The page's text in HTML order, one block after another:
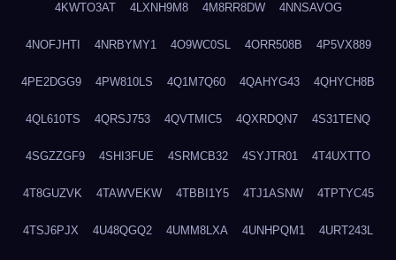
4KWTO3AT 4LXNH9M8 4M8RR8DW 4NNSAVOG
4NOFJHTI 4NRBYMY1 4O9WC0SL 4ORR508B 4P5VX889
4PE2DGG9 4PW810LS 4Q1M7Q60 4QAHYG43 4QHYCH8B
4QL610TS 4QRSJ753 4QVTMIC5 4QXRDQN7 4S31TENQ
4SGZZGF9 4SHI3FUE 4SRMCB32 4SYJTR01 4T4UXTTO
4T8GUZVK 4TAWVEKW 4TBBI1Y5 4TJ1ASNW 4TPTYC45
4TSJ6PJX 4U48QGQ2 4UMM8LXA 4UNHPQM1 4URT243L